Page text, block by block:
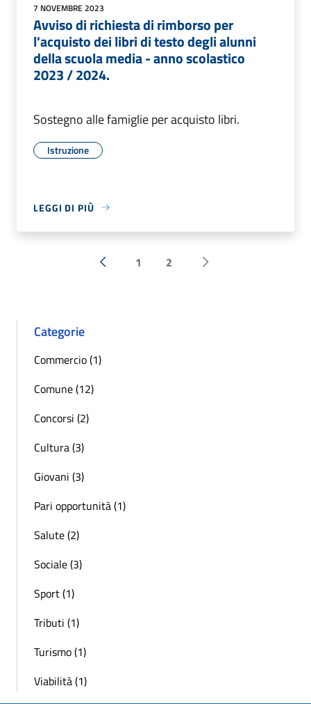
7 NOVEMBRE 2023
Avviso di richiesta di rimborso per
l'acquisto dei libri di testo degli alunni
della scuola media - anno scolastico
2023 / 2024.
Sostegno alle famiglie per acquisto libri.
Istruzione
LEGGI DI PIÙ
« Precedente
1 2 Successiva »
Categorie
Commercio (1)
Comune (12)
Concorsi (2)
Cultura (3)
Giovani (3)
Pari opportunità (1)
Salute (2)
Sociale (3)
Sport (1)
Tributi (1)
Turismo (1)
Viabilità (1)